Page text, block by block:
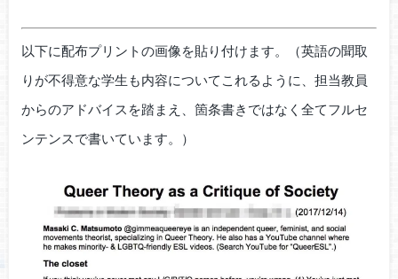
以下に配布プリントの画像を貼り付けます。（英語の聞取
りが不得意な学生も内容についてこれるように、担当教員
からのアドバイスを踏まえ、箇条書きではなく全てフルセ
ンテンスで書いています。）